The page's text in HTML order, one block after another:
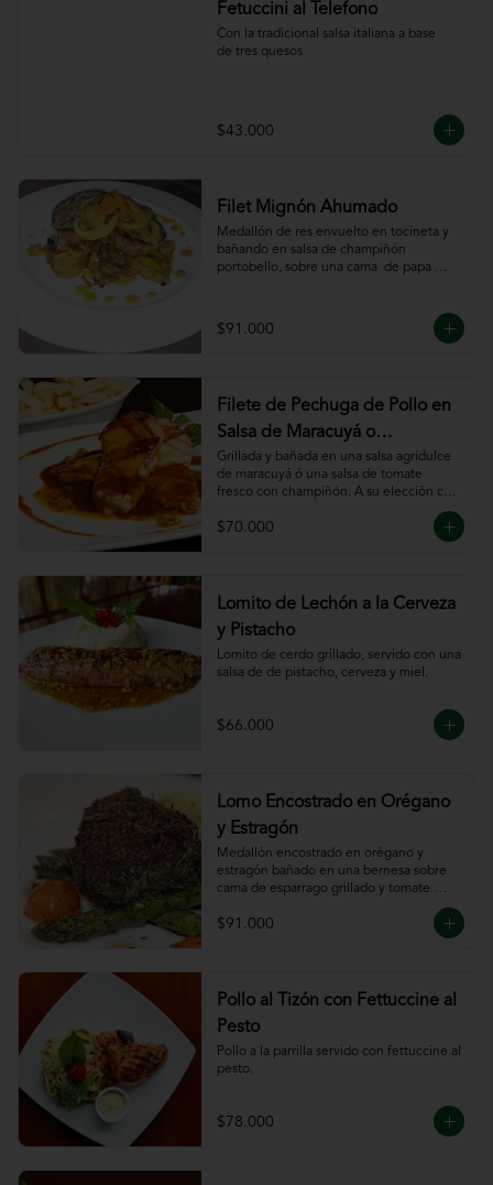
Fetuccini al Telefono
Con la tradicional salsa italiana a base
de tres quesos
$43.000
Filet Mignón Ahumado
Medallón de res envuelto en tocineta y
bañando en salsa de champiñón
portobello, sobre una cama  de papa
$91.000
Filete de Pechuga de Pollo en
Salsa de Maracuyá o
Pomodoro
Grillada y bañada en una salsa agridulce
de maracuyá ó una salsa de tomate
fresco con champiñón. A su elección con
espiral o puré.
$70.000
Lomito de Lechón a la Cerveza
y Pistacho
Lomito de cerdo grillado, servido con una
salsa de de pistacho, cerveza y miel.
$66.000
Lomo Encostrado en Orégano
y Estragón
Medallón encostrado en orégano y
estragón bañado en una bernesa sobre
cama de esparrago grillado y tomate
$91.000
Pollo al Tizón con Fettuccine al
Pesto
Pollo a la parrilla servido con fettuccine al
pesto.
$78.000